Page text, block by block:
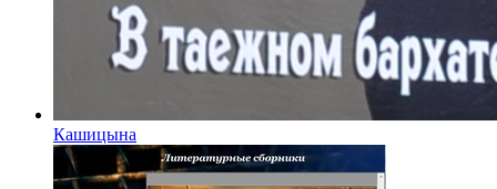
Кашицына